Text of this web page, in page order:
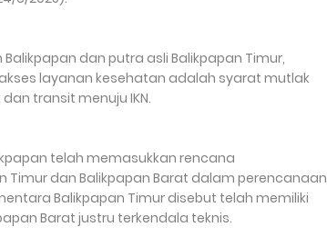
dan putra asli Balikpapan Timur,
layanan kesehatan adalah syarat mutlak
transit menuju IKN.
telah memasukkan rencana
Timur dan Balikpapan Barat dalam perencanaan
Balikpapan Timur disebut telah memiliki
Barat justru terkendala teknis.